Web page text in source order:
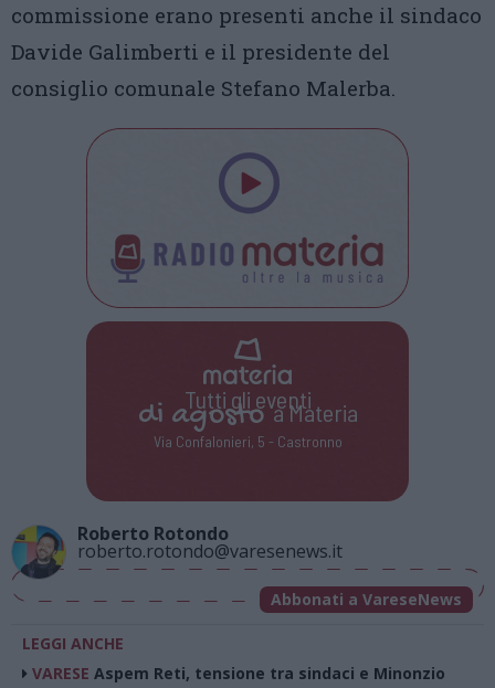
commissione erano presenti anche il sindaco
Davide Galimberti e il presidente del
consiglio comunale Stefano Malerba.
Tutti gli eventi
di agostoa Materia
Via Confalonieri, 5 - Castronno
Roberto Rotondo
roberto.rotondo@varesenews.it
Abbonati a VareseNews
LEGGI ANCHE
VARESE Aspem Reti, tensione tra sindaci e Minonzio